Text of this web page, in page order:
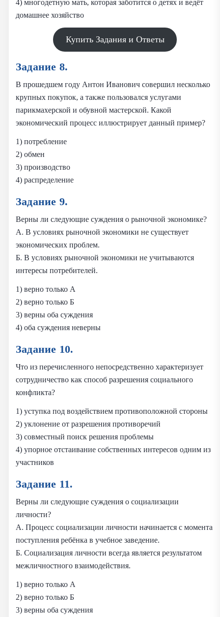
4) многодетную мать, которая заботится о детях и ведёт
домашнее хозяйство
Купить Задания и Ответы
Задание 8.
В прошедшем году Антон Иванович совершил несколько
крупных покупок, а также пользовался услугами
парикмахерской и обувной мастерской. Какой
экономический процесс иллюстрирует данный пример?
1) потребление
2) обмен
3) производство
4) распределение
Задание 9.
Верны ли следующие суждения о рыночной экономике?
А. В условиях рыночной экономики не существует
экономических проблем.
Б. В условиях рыночной экономики не учитываются
интересы потребителей.
1) верно только А
2) верно только Б
3) верны оба суждения
4) оба суждения неверны
Задание 10.
Что из перечисленного непосредственно характеризует
сотрудничество как способ разрешения социального
конфликта?
1) уступка под воздействием противоположной стороны
2) уклонение от разрешения противоречий
3) совместный поиск решения проблемы
4) упорное отстаивание собственных интересов одним из
участников
Задание 11.
Верны ли следующие суждения о социализации
личности?
А. Процесс социализации личности начинается с момента
поступления ребёнка в учебное заведение.
Б. Социализация личности всегда является результатом
межличностного взаимодействия.
1) верно только А
2) верно только Б
3) верны оба суждения